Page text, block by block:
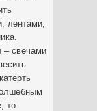
лентами,
– свечами
то